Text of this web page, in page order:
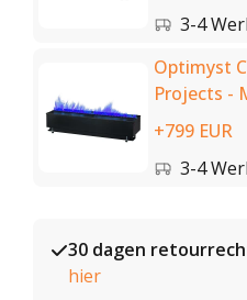
3-4
Optimyst
Projects -
+799 EUR
3-4
30 dagen
hier